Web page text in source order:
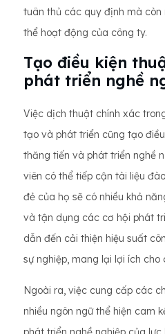
tuân thủ các quy định mà
thể hoạt động của công ty.
Tạo điều kiện
phát triển nghề
Việc dịch thuật chính xác
tạo và phát triển cũng tạo
thăng tiến và phát triển nghề
viên có thể tiếp cận tài liệu
đẻ của họ sẽ có nhiều khả
và tận dụng các cơ hội phát
dẫn đến cải thiện hiệu suất
sự nghiệp, mang lại lợi ích
Ngoài ra, việc cung cấp các
nhiều ngôn ngữ thể hiện cam